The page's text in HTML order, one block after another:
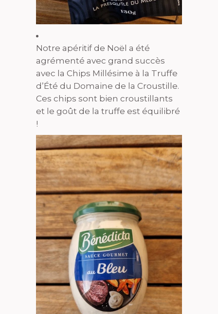
Notre apéritif de Noël a été
agrémenté avec grand succès
avec la Chips Millésime à la Truffe
d’Été du Domaine de la Croustille.
Ces chips sont bien croustillants
et le goût de la truffe est équilibré
!